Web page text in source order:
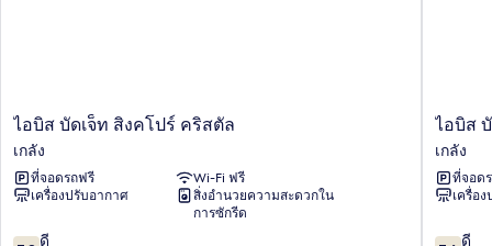
ไอ
บัด
เจ็ท
สิงคโปร์
เก
ไอบิส บัดเจ็ท สิงคโปร์ คริสตัล
เกลัง
ที่จอดรถฟรี
Wi-Fi ฟรี
เครื่องปรับอากาศ
สิ่งอำนวยความสะดวกใน
การซักรีด
7.8 ดี
ไอ
บัด
เจ็ท
สิงคโปร์
บี้
ไอบิส
เกลัง
ที่จอด
เครื่อ
7.6 ดี